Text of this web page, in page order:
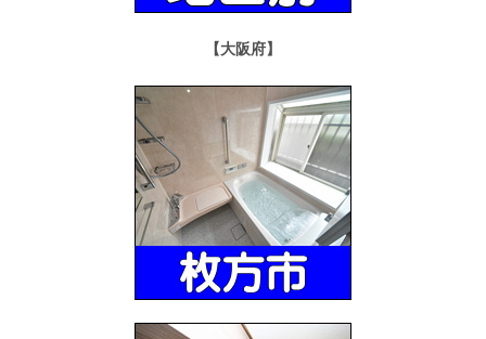
【大阪府】